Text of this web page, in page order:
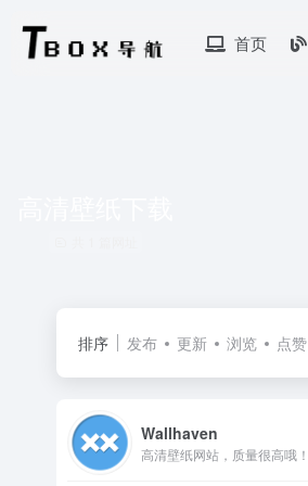
首页
排序 发布 更新 浏览 点赞
Wallhaven
高清壁纸网站，质量很高哦！